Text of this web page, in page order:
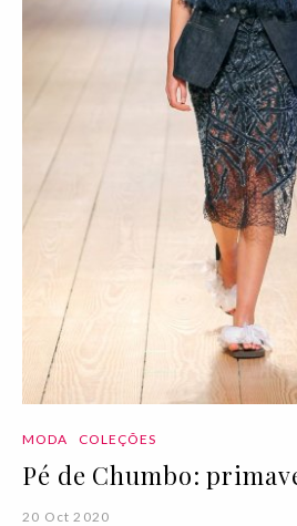
MODA COLEÇÕES
Pé de Chumbo:
20 Oct 2020